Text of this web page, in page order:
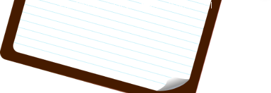
ParCNEC rédacteur Droit du travail